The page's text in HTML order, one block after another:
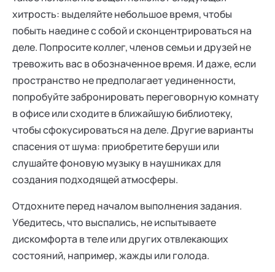
хитрость: выделяйте небольшое время, чтобы
побыть наедине с собой и сконцентрироваться на
деле. Попросите коллег, членов семьи и друзей не
тревожить вас в обозначенное время. И даже, если
пространство не предполагает уединенности,
попробуйте забронировать переговорную комнату
в офисе или сходите в ближайшую библиотеку,
чтобы сфокусироваться на деле. Другие варианты
спасения от шума: приобретите беруши или
слушайте фоновую музыку в наушниках для
создания подходящей атмосферы.
Отдохните перед началом выполнения задания.
Убедитесь, что выспались, не испытываете
дискомфорта в теле или других отвлекающих
состояний, например, жажды или голода.